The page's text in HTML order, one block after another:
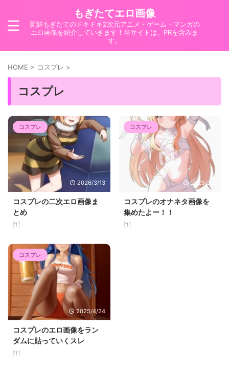
もぎたてエロ画像
新鮮もぎたてのドキドキ2次元アニメ・ゲーム・マンガの
エロ画像を紹介していきます！当サイトは、PRを含みま
す。
HOME > コスプレ >
コスプレ
コスプレ
2026/3/13
コスプレの二次エロ画像ま
とめ
[1]
コスプレ
2025/5/2
コスプレのオナネタ画像を
集めたよー！！
[1]
コスプレ
2025/4/24
コスプレのエロ画像をラン
ダムに貼っていくスレ
[1]